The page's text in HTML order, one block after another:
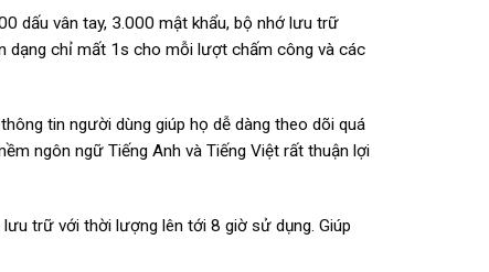
dấu vân tay, 3.000 mật khẩu, bộ nhớ lưu trữ
dạng chỉ mất 1s cho mỗi lượt chấm công và các
tin người dùng giúp họ dễ dàng theo dõi quá
ngôn ngữ Tiếng Anh và Tiếng Việt rất thuận lợi
trữ với thời lượng lên tới 8 giờ sử dụng. Giúp